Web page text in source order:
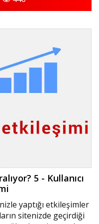
5 - Kullanıcı
yaptığı etkileşimler
sitenizde geçirdiği